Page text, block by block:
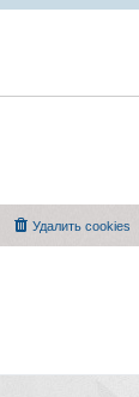
Удалить cookies